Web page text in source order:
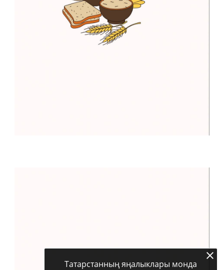
Татарстанның яңалыклары монда